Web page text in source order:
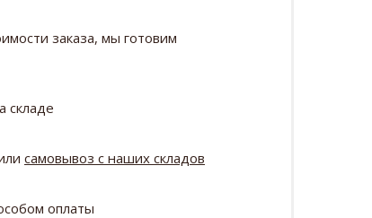
заказа, мы готовим
складе
самовывоз с наших складов
оплаты